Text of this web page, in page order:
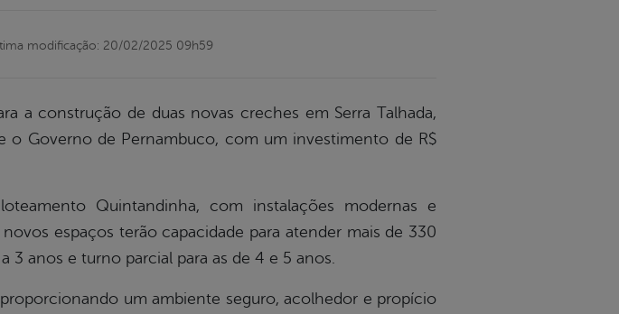
modificação: 20/02/2025 09h59
a construção de duas novas creches em Serra Talhada,
Governo de Pernambuco, com um investimento de R$
Quintandinha, com instalações modernas e
espaços terão capacidade para atender mais de 330
3 anos e turno parcial para as de 4 e 5 anos.
um ambiente seguro, acolhedor e propício